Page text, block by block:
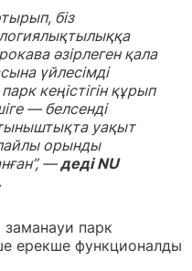
біз
әзірлеген қала
үйлесімді
кеңістігін құрып
— белсенді
уақыт
орынды
—деді NU
парк
ерекше функционалды